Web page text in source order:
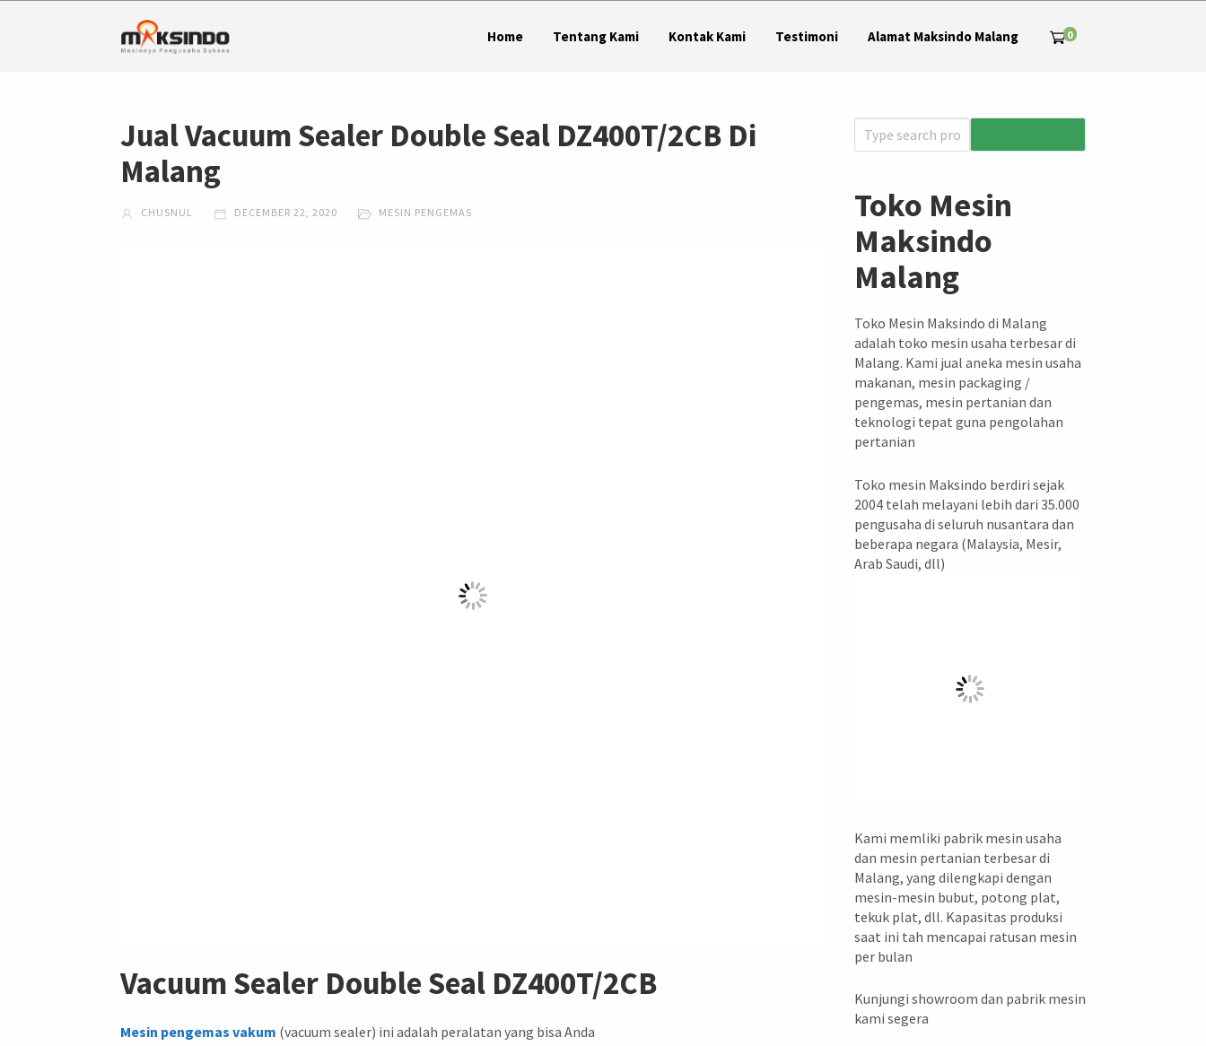
Home Tentang Kami Kontak Kami Testimoni Alamat Maksindo Malang 0
Jual Vacuum Sealer Double Seal DZ400T/2CB Di
Malang
CHUSNUL DECEMBER 22, 2020 MESIN PENGEMAS
Vacuum Sealer Double Seal DZ400T/2CB
Mesin pengemas vakum (vacuum sealer) ini adalah peralatan yang bisa Anda
Toko Mesin
Maksindo
Malang
Toko Mesin Maksindo di Malang
adalah toko mesin usaha terbesar di
Malang. Kami jual aneka mesin usaha
makanan, mesin packaging /
pengemas, mesin pertanian dan
teknologi tepat guna pengolahan
pertanian
Toko mesin Maksindo berdiri sejak
2004 telah melayani lebih dari 35.000
pengusaha di seluruh nusantara dan
beberapa negara (Malaysia, Mesir,
Arab Saudi, dll)
Kami memliki pabrik mesin usaha
dan mesin pertanian terbesar di
Malang, yang dilengkapi dengan
mesin-mesin bubut, potong plat,
tekuk plat, dll. Kapasitas produksi
saat ini tah mencapai ratusan mesin
per bulan
Kunjungi showroom dan pabrik mesin
kami segera